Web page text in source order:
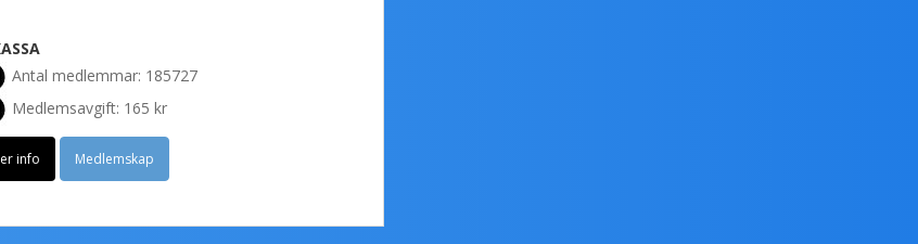
Antal medlemmar: 185727
Medlemsavgift: 165 kr
info Medlemskap